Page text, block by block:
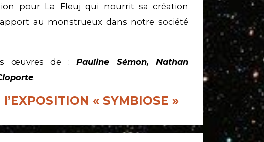
pour La Fleuj qui nourrit sa création
au monstrueux dans notre société
œuvres de :Pauline Sémon, Nathan
.
« SYMBIOSE »